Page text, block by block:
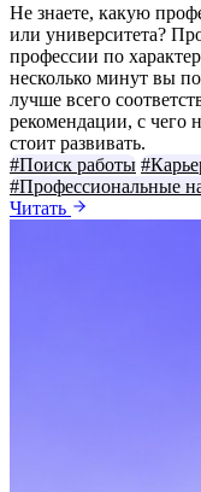
Не знаете, какую
или университета?
профессии по
несколько минут вы
лучше всего
рекомендации, с чего
стоит развивать.
#Поиск работы
#Профессиональные
Читать